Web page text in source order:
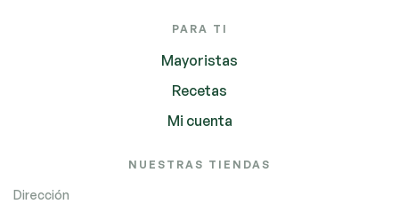
PARA TI
Mayoristas
Recetas
Mi cuenta
NUESTRAS TIENDAS
Dirección